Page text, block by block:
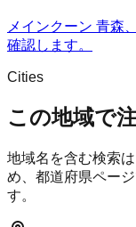
メインクーン 青森
確認します。
Cities
この地域で
地域名を含む検索
め、都道府県ペー
す。